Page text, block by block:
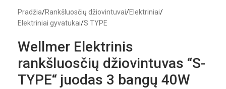
Pradžia/Rankšluosčių džiovintuvai/Elektriniai/
Elektriniai gyvatukai/S TYPE
Wellmer Elektrinis
rankšluosčių džiovintuvas “S-
TYPE“ juodas 3 bangų 40W